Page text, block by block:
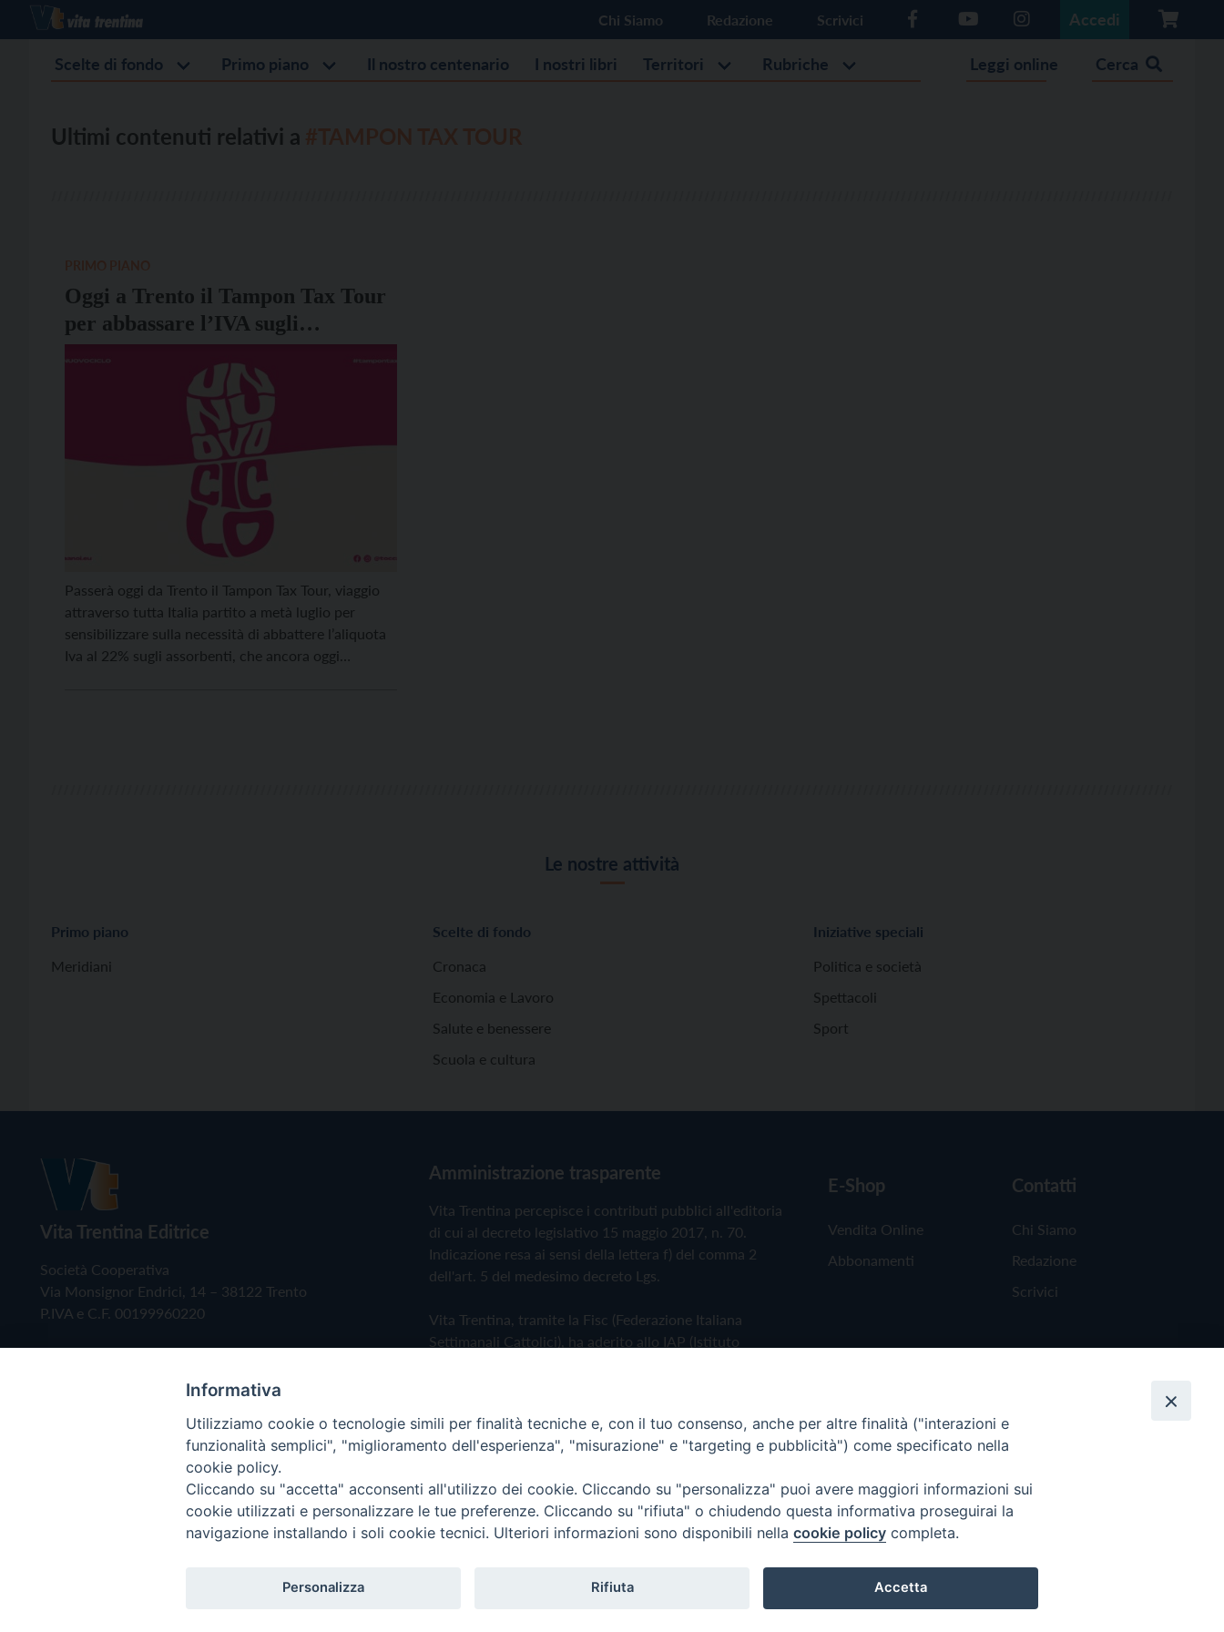
Chi Siamo Redazione Scrivici Accedi
Scelte di fondo Primo piano Il nostro centenario I nostri libri Territori Rubriche Leggi online Cerca
Ultimi contenuti relativi a
Oggi a Trento il Tampon Tax Tour
per abbassare l’IVA sugli
assorbenti
Passerà oggi da Trento il Tampon Tax Tour, viaggio
attraverso tutta Italia partito a metà luglio per
sensibilizzare sulla necessità di abbattere l’aliquota
Iva al 22% sugli assorbenti, che ancora oggi
Le nostre attività
Primo piano
Meridiani
Scelte di fondo
Cronaca
Economia e Lavoro
Salute e benessere
Scuola e cultura
Iniziative speciali
Politica e società
Spettacoli
Sport
Vita Trentina Editrice
Società Cooperativa
Via Monsignor Endrici, 14 – 38122 Trento
P.IVA e C.F. 00199960220
Amministrazione trasparente
Vita Trentina percepisce i contributi pubblici all'editoria
di cui al decreto legislativo 15 maggio 2017, n. 70.
Indicazione resa ai sensi della lettera f) del comma 2
dell'art. 5 del medesimo decreto Lgs.
Vita Trentina, tramite la Fisc (Federazione Italiana
Settimanali Cattolici), ha aderito allo IAP (Istituto
Privacy Policy Cookie Policy
E-Shop
Vendita Online
Abbonamenti
Contatti
Chi Siamo
Redazione
Scrivici
Copyright © 2019 - Tutti i diritti riservati - Vita Trentina Editrice
Informativa
Utilizziamo cookie o tecnologie simili per finalità tecniche e, con il tuo consenso, anche per altre finalità ("interazioni e
funzionalità semplici", "miglioramento dell'esperienza", "misurazione" e "targeting e pubblicità") come specificato nella
cookie policy.
Cliccando su "accetta" acconsenti all'utilizzo dei cookie. Cliccando su "personalizza" puoi avere maggiori informazioni sui
cookie utilizzati e personalizzare le tue preferenze. Cliccando su "rifiuta" o chiudendo questa informativa proseguirai la
navigazione installando i soli cookie tecnici. Ulteriori informazioni sono disponibili nella cookie policy completa.
Personalizza Rifiuta Accetta